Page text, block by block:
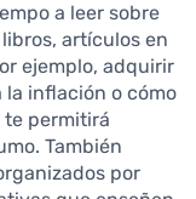
a leer sobre
artículos en
ejemplo, adquirir
inflación o cómo
permitirá
También
por